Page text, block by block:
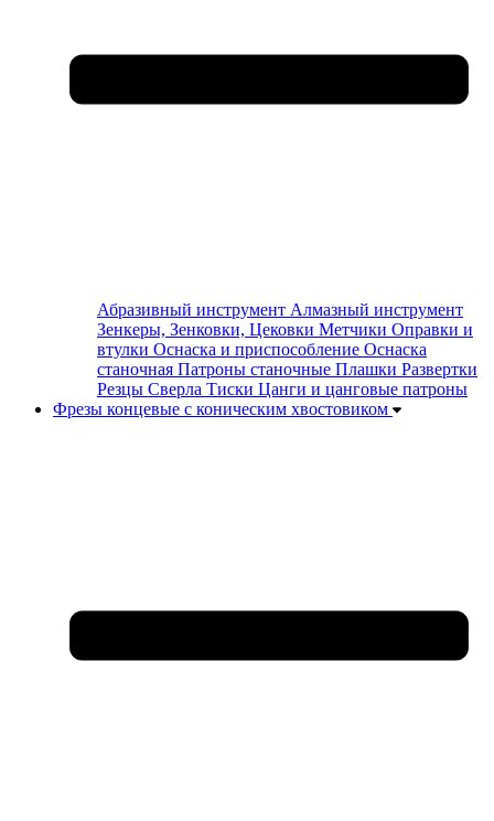
Абразивный инструмент Алмазный инструмент
Зенкеры, Зенковки, Цековки Метчики Оправки и
втулки Оснаска и приспособление Оснаска
станочная Патроны станочные Плашки Развертки
Резцы Сверла Тиски Цанги и цанговые патроны
Фрезы концевые с коническим хвостовиком